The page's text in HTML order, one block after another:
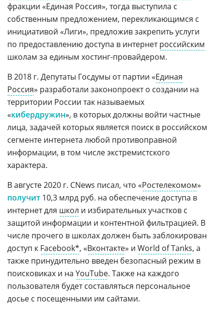
фракции «Единая Россия», тогда выступила с
собственным предложением, перекликающимся с
инициативой «Лиги», предложив закрепить услуги
по предоставлению доступа в интернетроссийским
школам за единым хостинг-провайдером.
В 2018 г. Депутаты Госдумы от партии «Единая
Россия» разработали законопроект о создании на
территории России так называемых
«кибердружин», в которых должны войти частные
лица, задачей которых является поиск в российском
сегменте интернета любой противоправной
информации, в том числе экстремистского
характера.
В августе 2020 г. CNews писал, что «Ростелекомом»
получит 10,3 млрд руб. на обеспечение доступа в
интернет для школ и избирательных участков с
защитой информации и контентной фильтрацией. В
числе прочего в школах должен быть заблокирован
доступ к Facebook*, «Вконтакте» и World of Tanks, а
также принудительно введен безопасный режим в
поисковиках и на YouTube. Также на каждого
пользователя будет составляться персональное
досье с посещенными им сайтами.